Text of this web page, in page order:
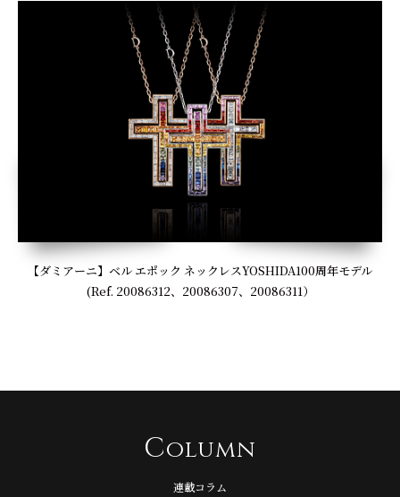
【ダミアーニ】ベル エポック ネックレスYOSHIDA100周年モデル
(Ref. 20086312、20086307、20086311）
Column
連載コラム